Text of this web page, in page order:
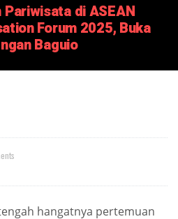
di ASEAN
Forum 2025, Buka
Baguio
hangatnya pertemuan